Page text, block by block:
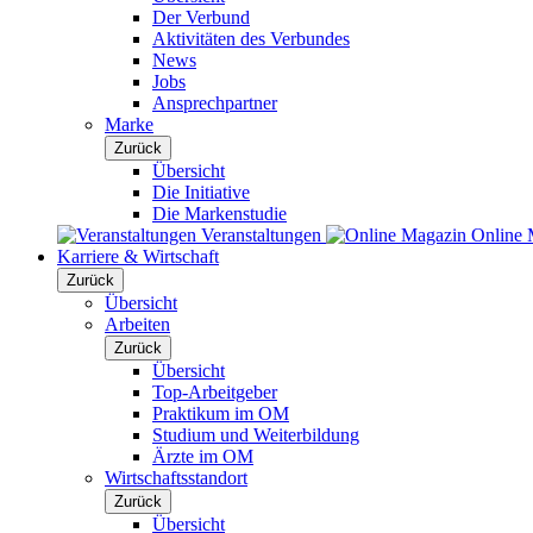
Der Verbund
Aktivitäten des Verbundes
News
Jobs
Ansprechpartner
Marke
Zurück
Übersicht
Die Initiative
Die Markenstudie
Veranstaltungen
Online
Karriere & Wirtschaft
Zurück
Übersicht
Arbeiten
Zurück
Übersicht
Top-Arbeitgeber
Praktikum im OM
Studium und Weiterbildung
Ärzte im OM
Wirtschaftsstandort
Zurück
Übersicht